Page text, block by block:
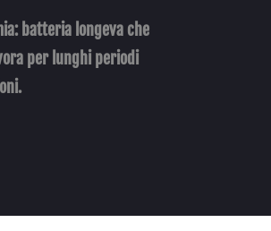
batteria longeva che
per lunghi periodi